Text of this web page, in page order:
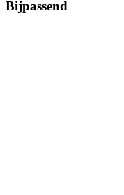
Bijpassend